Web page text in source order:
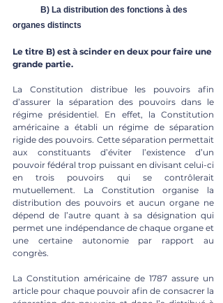
organes distincts
Le titre B) est à scinder en deux pour faire une
grande partie.
La Constitution distribue les pouvoirs afin
d’assurer la séparation des pouvoirs dans le
régime présidentiel. En effet, la Constitution
américaine a établi un régime de séparation
rigide des pouvoirs. Cette séparation permettait
aux constituants d’éviter l’existence d’un
pouvoir fédéral trop puissant en divisant celui-ci
en trois pouvoirs qui se contrôlerait
mutuellement. La Constitution organise la
distribution des pouvoirs et aucun organe ne
dépend de l’autre quant à sa désignation qui
permet une indépendance de chaque organe et
une certaine autonomie par rapport au
congrès.
La Constitution américaine de 1787 assure un
article pour chaque pouvoir afin de consacrer la